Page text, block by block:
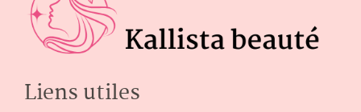
Liens utiles